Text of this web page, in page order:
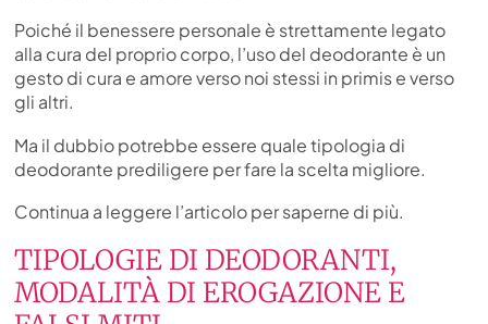
Poiché il benessere personale è strettamente legato
alla cura del proprio corpo, l’uso del deodorante è un
gesto di cura e amore verso noi stessi in primis e verso
gli altri.
Ma il dubbio potrebbe essere quale tipologia di
deodorante prediligere per fare la scelta migliore.
Continua a leggere l’articolo per saperne di più.
TIPOLOGIE DI DEODORANTI,
MODALITÀ DI EROGAZIONE E